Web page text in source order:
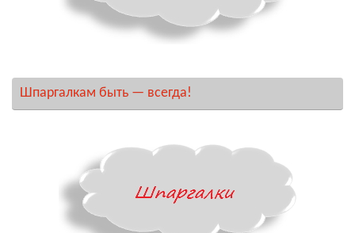
Шпаргалкам быть — всегда!